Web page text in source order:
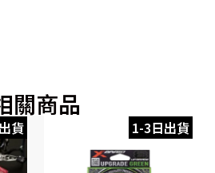
關商品
貨 1-3日出貨